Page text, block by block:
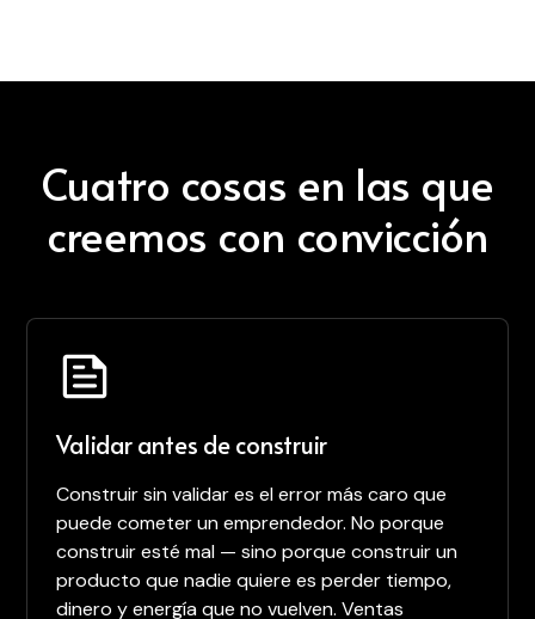
Cuatro cosas en las que
creemos con convicción
Validar antes de construir
Construir sin validar es el error más caro que
puede cometer un emprendedor. No porque
construir esté mal — sino porque construir un
producto que nadie quiere es perder tiempo,
dinero y energía que no vuelven. Ventas